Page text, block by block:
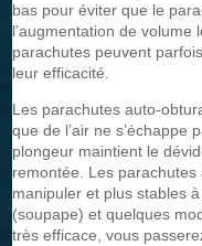
bas pour éviter que le
l’augmentation de
parachutes peuvent
leur efficacité.
Les parachutes auto-
que de l’air ne s’échappe
plongeur maintient le
remontée. Les
manipuler et plus stables
(soupape) et quelques
très efficace, vous